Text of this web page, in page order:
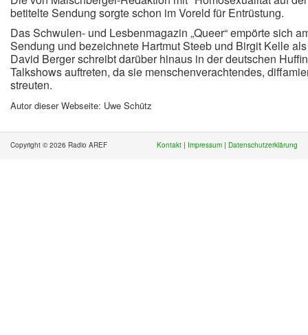
betitelte Sendung sorgte schon im Voreld für Entrüstung.
Das Schwulen- und Lesbenmagazin „Queer“ empörte sich
Sendung und bezeichnete Hartmut Steeb und Birgit Kelle
David Berger schreibt darüber hinaus in der deutschen
Talkshows auftreten, da sie menschenverachtendes,
streuten.
Autor dieser Webseite: Uwe Schütz
Copyright © 2026 Radio AREF Kontakt | Impressum | Datenschutzerklärung